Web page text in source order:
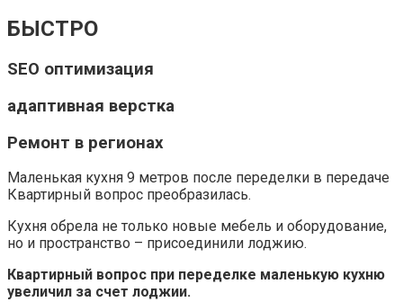
БЫСТРО
SEO оптимизация
адаптивная верстка
Ремонт в регионах
Маленькая кухня 9 метров после переделки в передаче
Квартирный вопрос преобразилась.
Кухня обрела не только новые мебель и оборудование,
но и пространство – присоединили лоджию.
Квартирный вопрос при переделке маленькую кухню
увеличил за счет лоджии.